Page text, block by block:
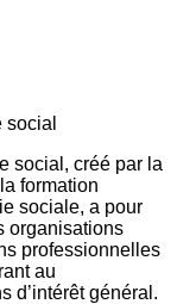
social, créé par la
formation
sociale, a pour
organisations
professionnelles
au
d’intérêt général.